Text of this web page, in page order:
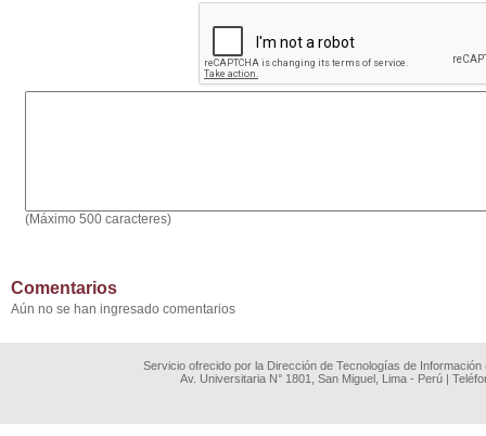
(Máximo 500 caracteres)
Comentarios
Aún no se han ingresado comentarios
Servicio ofrecido por la Dirección de Tecnologías de
Av. Universitaria N° 1801, San Miguel, Lima - Perú |